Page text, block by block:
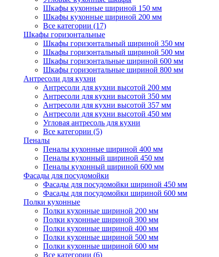
Шкафы кухонные шириной 150 мм
Шкафы кухонные шириной 200 мм
Все категории (17)
Шкафы горизонтальные
Шкафы горизонтальный шириной 350 мм
Шкафы горизонтальный шириной 500 мм
Шкафы горизонтальные шириной 600 мм
Шкафы горизонтальные шириной 800 мм
Антресоли для кухни
Антресоли для кухни высотой 200 мм
Антресоли для кухни высотой 350 мм
Антресоли для кухни высотой 357 мм
Антресоли для кухни высотой 450 мм
Угловая антресоль для кухни
Все категории (5)
Пеналы
Пеналы кухонные шириной 400 мм
Пеналы кухонный шириной 450 мм
Пеналы кухонный шириной 600 мм
Фасады для посудомойки
Фасады для посудомойки шириной 450 мм
Фасады для посудомойки шириной 600 мм
Полки кухонные
Полки кухонные шириной 200 мм
Полки кухонные шириной 300 мм
Полки кухонные шириной 400 мм
Полки кухонные шириной 500 мм
Полки кухонные шириной 600 мм
Все категории (6)